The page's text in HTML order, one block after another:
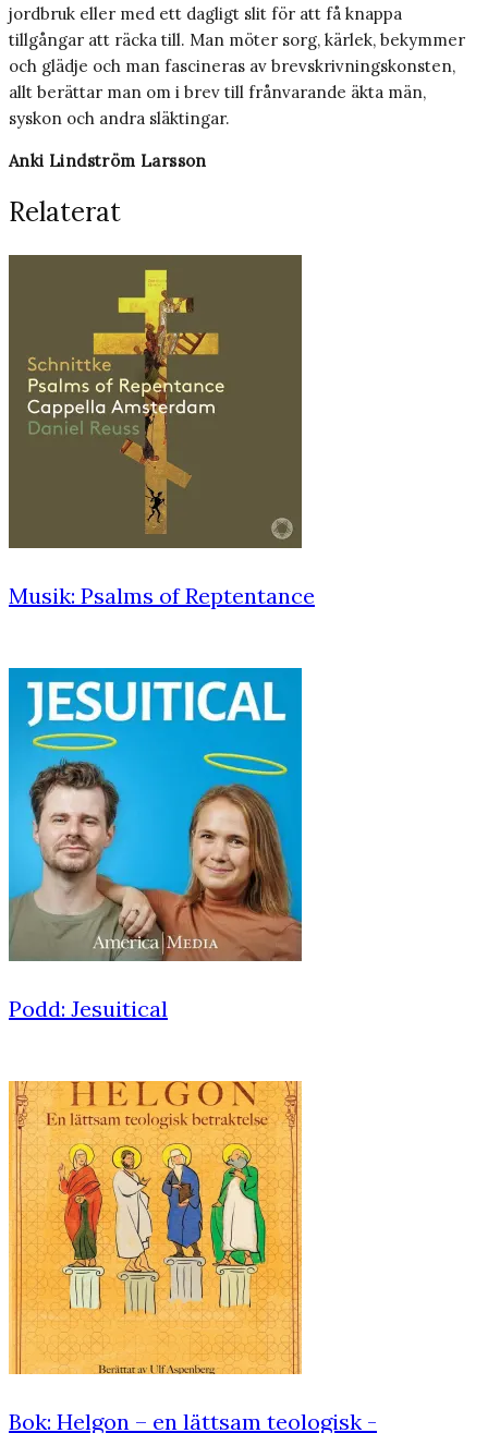
jordbruk eller med ett dagligt slit för att få knappa
tillgångar att räcka till. Man möter sorg, kärlek, bekymmer
och glädje och man fascineras av brevskrivningskonsten,
allt berättar man om i brev till frånvarande äkta män,
syskon och andra släktingar.
Anki Lindström Larsson
Relaterat
Musik: Psalms of Reptentance
Podd: Jesuitical
Bok: Helgon – en lättsam teologisk ­